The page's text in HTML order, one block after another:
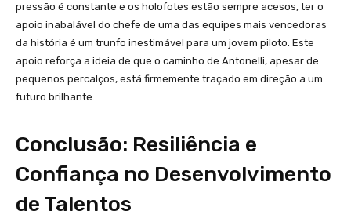
pressão é constante e os holofotes estão sempre acesos, ter o
apoio inabalável do chefe de uma das equipes mais vencedoras
da história é um trunfo inestimável para um jovem piloto. Este
apoio reforça a ideia de que o caminho de Antonelli, apesar de
pequenos percalços, está firmemente traçado em direção a um
futuro brilhante.
Conclusão: Resiliência e
Confiança no Desenvolvimento
de Talentos